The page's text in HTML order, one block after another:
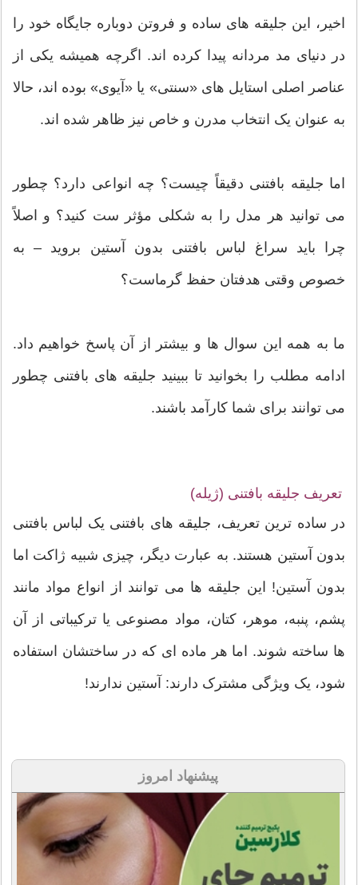
اخیر، این جلیقه های ساده و فروتن دوباره جایگاه خود را
در دنیای مد مردانه پیدا کرده اند. اگرچه همیشه یکی از
عناصر اصلی استایل های «سنتی» یا «آیوی» بوده اند، حالا
به عنوان یک انتخاب مدرن و خاص نیز ظاهر شده اند.
اما جلیقه بافتنی دقیقاً چیست؟ چه انواعی دارد؟ چطور
می توانید هر مدل را به شکلی مؤثر ست کنید؟ و اصلاً
چرا باید سراغ لباس بافتنی بدون آستین بروید – به
خصوص وقتی هدفتان حفظ گرماست؟
ما به همه این سوال ها و بیشتر از آن پاسخ خواهیم داد.
ادامه مطلب را بخوانید تا ببینید جلیقه های بافتنی چطور
می توانند برای شما کارآمد باشند.
تعریف جلیقه بافتنی (ژیله)
در ساده ترین تعریف، جلیقه های بافتنی یک لباس بافتنی
بدون آستین هستند. به عبارت دیگر، چیزی شبیه ژاکت اما
بدون آستین! این جلیقه ها می توانند از انواع مواد مانند
پشم، پنبه، موهر، کتان، مواد مصنوعی یا ترکیباتی از آن
ها ساخته شوند. اما هر ماده ای که در ساختشان استفاده
شود، یک ویژگی مشترک دارند: آستین ندارند!
پیشنهاد امروز